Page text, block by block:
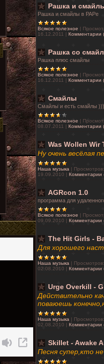
Рашка и
Рашка и смайлы в РАРе
Всякое полезное |
16.12.2011 | Комментарии
Рашка со
Рашка плюс смайлы
Всякое полезное |
16.12.2011 | Комментарии
Смайлы
Смайлы и есть смайлы )))
Всякое полезное |
08.07.2011 | Комментарии
Was Wollen Wir
Ну очень весёлая
Наша музыка | Просмотров:
19.09.2010 | Комментарии
AGRcon 1.0
программа для
Всякое полезное |
09.09.2010 | Комментарии
The Hit Girls -
Для хорошeго
Наша музыка | Просмотров:
02.08.2010 | Комментарии
Urge Overkill -
Действительно
поваюешь
Наша музыка | Просмотров:
02.08.2010 | Комментарии
Skillet - Awake
Песня супер,кто